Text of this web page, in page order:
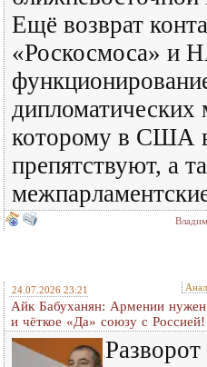
Ещё возврат
«Роскосмоса» и
дипломатических
которому в США
препятствуют, а
24.07.2026 23:21
Айк Бабуханян: Армении
и чёткое «Да» союзу с Россией!